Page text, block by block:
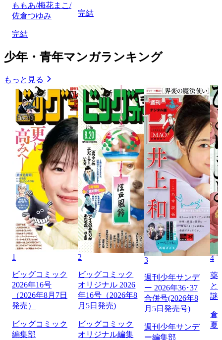
ももあ/梅花まこ/
佐倉つゆみ
完結
完結
少年・青年マンガランキング
もっと見る
1
ビッグコミック
2026年16号
（2026年8月7日
発売）
ビッグコミック
編集部
2
ビッグコミック
オリジナル 2026
年16号（2026年8
月5日発売)
ビッグコミック
オリジナル編集
3
週刊少年サンデ
ー 2026年36･37
合併号(2026年8
月5日発売号)
週刊少年サンデ
ー編集部
4
薬
と
謎
倉
夏